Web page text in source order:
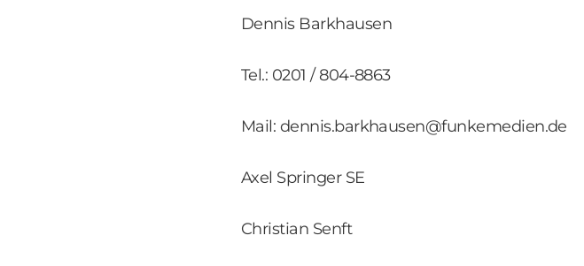
Dennis Barkhausen
Tel.: 0201 / 804-8863
Mail: dennis.barkhausen@funkemedien.de
Axel Springer SE
Christian Senft